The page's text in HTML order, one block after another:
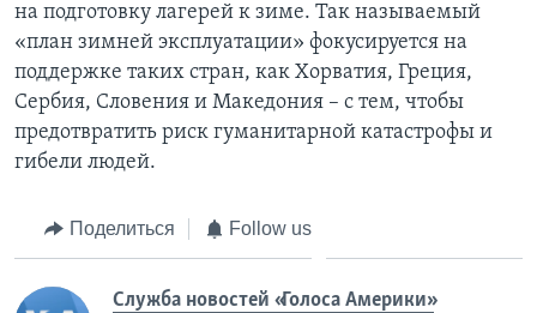
на подготовку лагерей к зиме. Так называемый
«план зимней эксплуатации» фокусируется на
поддержке таких стран, как Хорватия, Греция,
Сербия, Словения и Македония – с тем, чтобы
предотвратить риск гуманитарной катастрофы и
гибели людей.
Поделиться Follow us
Служба новостей «Голоса Америки»